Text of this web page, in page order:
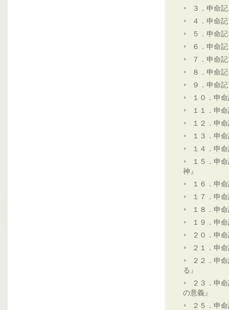
３．申命
４．申命
５．申命
６．申命
７．申命
８．申命
９．申命
１０．申
１１．申
１２．申
１３．申
１４．申
１５．申
神』
１６．申
１７．申
１８．申
１９．申
２０．申
２１．申
２２．申
る』
２３．申
の意義』
２５．申